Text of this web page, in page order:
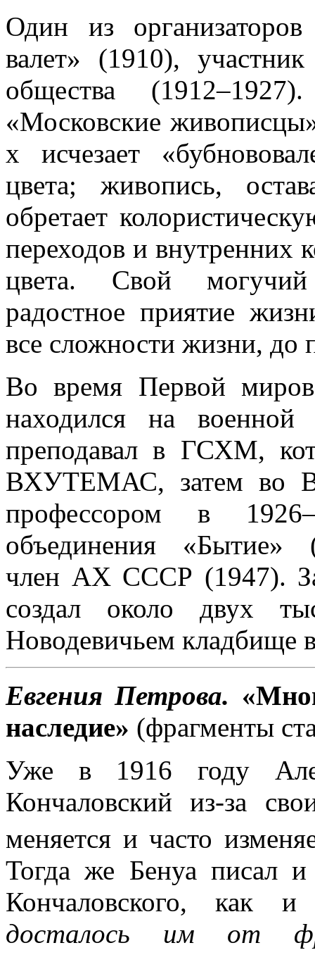
Один из
валет» (1910),
общества
«Московские
х исчезает
цвета; живопись,
обретает
переходов и внутренних
цвета. Свой могучий
радостное приятие
все сложности жизни, до
Во время Первой
находился на
преподавал в ГСХМ,
ВХУТЕМАС, затем во
профессором в
объединения «Бытие»
член АХ СССР (1947).
создал около двух
Новодевичьем кладбище
Евгения Петрова.
наследие» (фрагменты
Уже в 1916 году
Кончаловский из-за
меняется и часто
Тогда же Бенуа писал
Кончаловского, как
досталось им от